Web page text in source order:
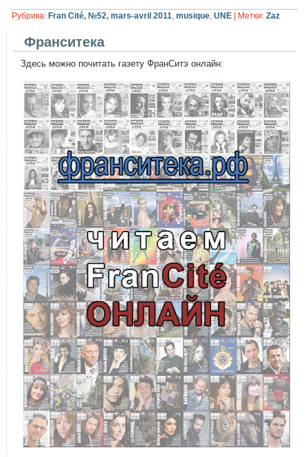
Рубрика: Fran Cité, №52, mars-avril 2011,musique,UNE Метки: Zaz
Франситека
Здесь можно почитать газету ФранСитэ онлайн: